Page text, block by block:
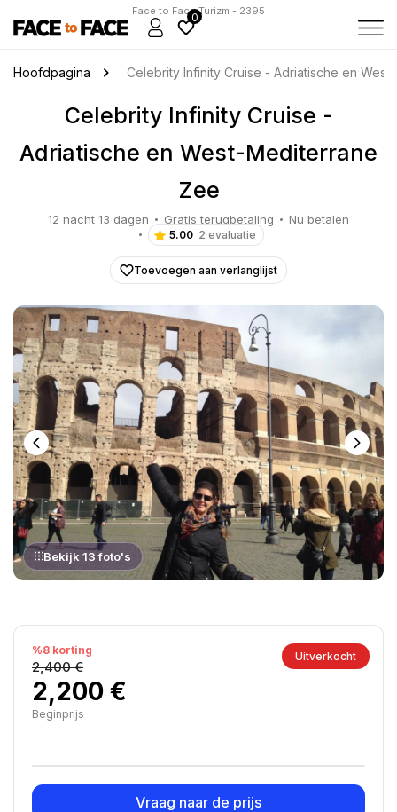
Face to Face Turizm - 2395
0
Hoofdpagina Celebrity Infinity Cruise - Adriatische en
Celebrity Infinity Cruise -
Adriatische en West-Mediterrane
Zee
12 nacht 13 dagen Gratis terugbetaling Nu betalen
5.00 2 evaluatie
Toevoegen aan verlanglijst
Bekijk 13 foto's
Uitverkocht
%8 korting
2,400 €
2,200 €
Beginprijs
Vraag naar de prijs